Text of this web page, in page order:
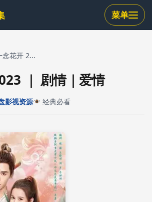
菜单
念花开 2...
｜ 剧情｜爱情
影视资源 经典必看